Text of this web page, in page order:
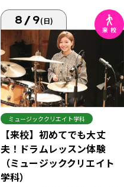
8/9(日)
ミュージッククリエイト学科
【来校】初めてでも大丈
夫！ドラムレッスン体験
（ミュージッククリエイト
学科）